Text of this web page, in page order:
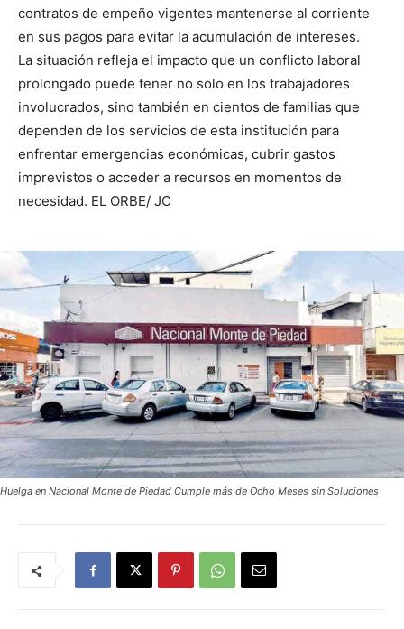
contratos de empeño vigentes mantenerse al corriente
en sus pagos para evitar la acumulación de intereses.
La situación refleja el impacto que un conflicto laboral
prolongado puede tener no solo en los trabajadores
involucrados, sino también en cientos de familias que
dependen de los servicios de esta institución para
enfrentar emergencias económicas, cubrir gastos
imprevistos o acceder a recursos en momentos de
necesidad. EL ORBE/ JC
Huelga en Nacional Monte de Piedad Cumple más de Ocho Meses sin Soluciones